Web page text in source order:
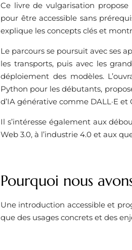
Ce livre de vulgarisation
pour être accessible sans
explique les concepts clés et
Le parcours se poursuit avec ses
les transports, puis avec les
déploiement des modèles.
Python pour les débutants,
d’IA générative comme DALL·E et
Il s’intéresse également aux
Web 3.0, à l’industrie 4.0 et aux
Pourquoi nous
Une introduction accessible et
que des usages concrets et des